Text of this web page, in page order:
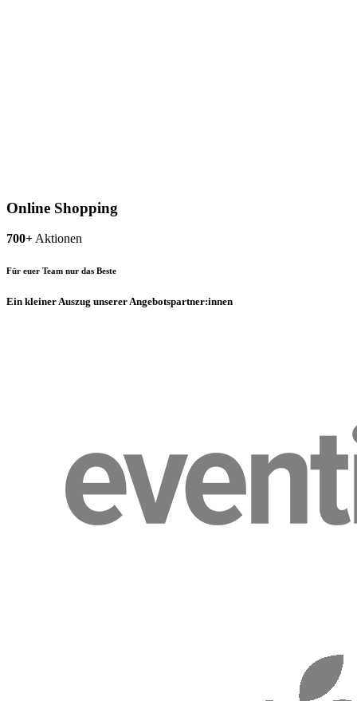
Online Shopping
700+ Aktionen
Für euer Team nur das Beste
Ein kleiner Auszug unserer Angebotspartner:innen